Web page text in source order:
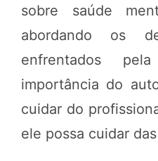
sobre saúde
abordando os
enfrentados
importância do
cuidar do
ele possa cuidar